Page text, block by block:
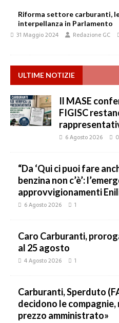
Riforma settore carburanti,
interpellanza in Parlamento
31 Maggio 2024 Redazione GC
ULTIME NOTIZIE
Il MASE
FIGISC
6 Agosto 2026 0
“Da ‘Qui ci puoi fare
benzina non c’è’:
approvvigionamenti
6 Agosto 2026 1
Caro Carburanti,
al 25 agosto
4 Agosto 2026 1
Carburanti, Sperduto
decidono le compagnie,
prezzo amministrato»